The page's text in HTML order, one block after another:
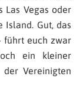
Las Vegas oder
Island. Gut, das
führt euch zwar
ein kleiner
Vereinigten